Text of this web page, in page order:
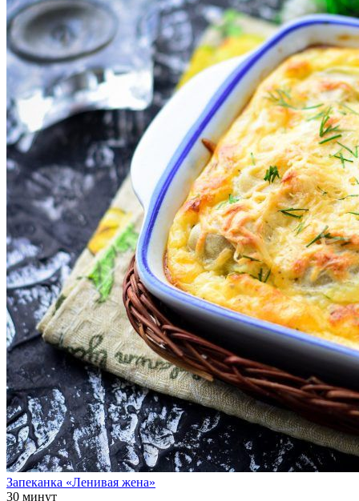
Запеканка «Ленивая жена»
30 минут